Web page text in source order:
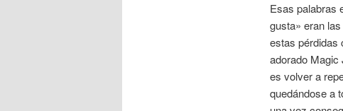
Esas palabras
gusta» eran
estas pérdidas
adorado Magic
es volver a
quedándose a